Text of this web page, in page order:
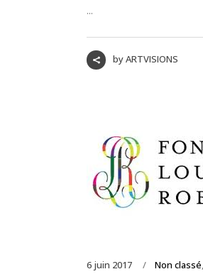
...
byARTVISIONS
6 juin 2017 Non classé,